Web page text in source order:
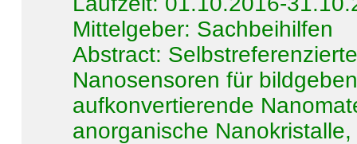
Mittelgeber: Sachbeihilfen
Abstract:
Nanosensoren für
aufkonvertierende
anorganische